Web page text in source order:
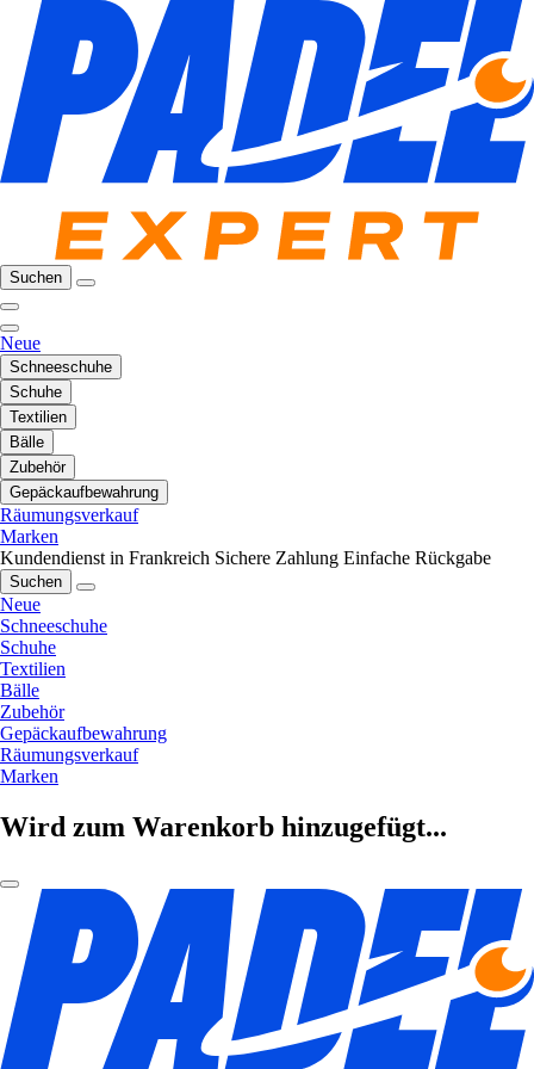
Suchen
Neue
Schneeschuhe
Schuhe
Textilien
Bälle
Zubehör
Gepäckaufbewahrung
Räumungsverkauf
Marken
Kundendienst in Frankreich Sichere Zahlung Einfache Rückgabe
Suchen
Neue
Schneeschuhe
Schuhe
Textilien
Bälle
Zubehör
Gepäckaufbewahrung
Räumungsverkauf
Marken
Wird zum Warenkorb hinzugefügt...